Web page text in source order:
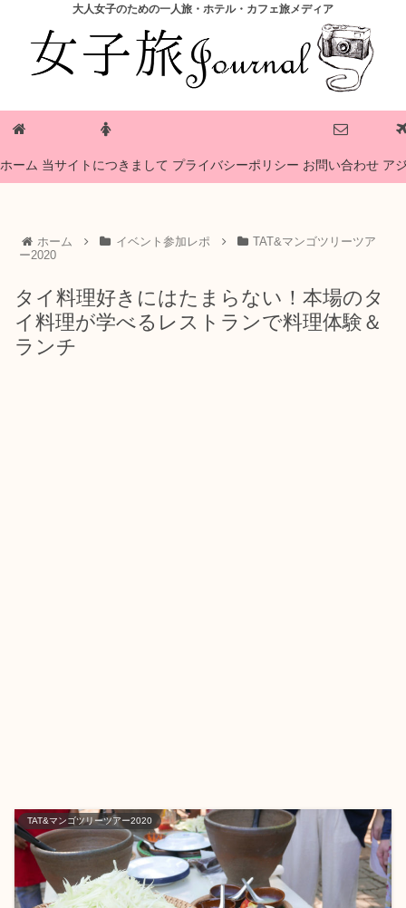
大人女子のための一人旅・ホテル・カフェ旅メディア
ホーム 当サイトにつきまして プライバシーポリシー お問い合わせ ア
ホーム イベント参加レポ
TAT&マンゴツリーツア
ー2020
タイ料理好きにはたまらない！本場のタ
イ料理が学べるレストランで料理体験＆
ランチ
TAT&マンゴツリーツアー2020